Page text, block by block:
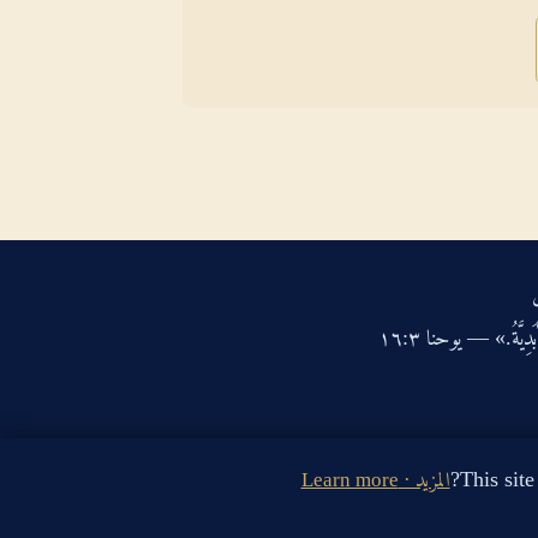
— يوحنا ‏٣‏:‏١٦‏
المزيد · Learn more